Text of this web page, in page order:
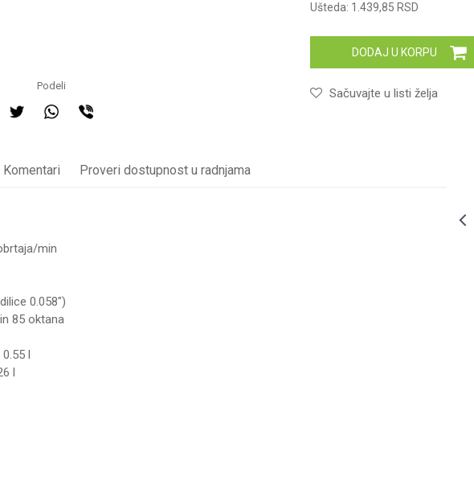
Podeli
Ušteda: 1.439,85 RSD
DODAJ U KORPU
Sačuvajte u listi želja
Komentari Proveri dostupnost u radnjama
min
0.058")
85 oktana
l
l
RSD